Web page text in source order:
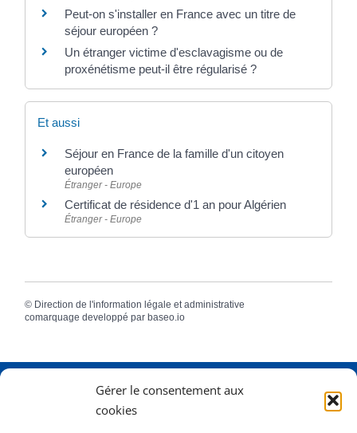
Gérer le consentement aux
cookies
Peut-on s'installer en France avec un titre de
séjour européen ?
Un étranger victime d'esclavagisme ou de
proxénétisme peut-il être régularisé ?
Et aussi
Séjour en France de la famille d'un citoyen
européen
Étranger - Europe
Certificat de résidence d'1 an pour Algérien
Étranger - Europe
© Direction de l'information légale et administrative
comarquage developpé par baseo.io
2 Rue Dame Pernette